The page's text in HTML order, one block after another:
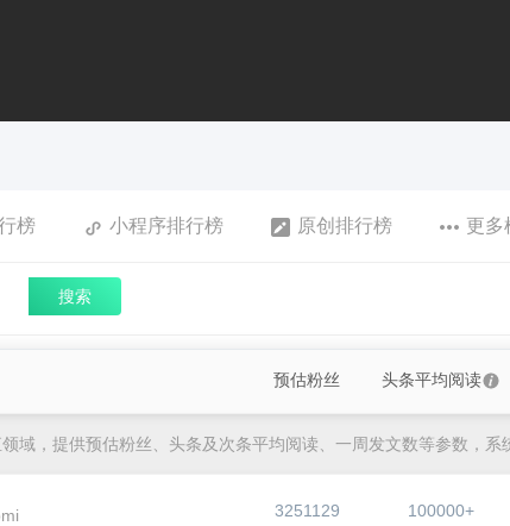
榜 小程序排行榜 原创排行榜 更多
搜索
预估粉丝 头条平均阅读
域，提供预估粉丝、头条及次条平均阅读、一周发文数等参数，系
3251129 100000+